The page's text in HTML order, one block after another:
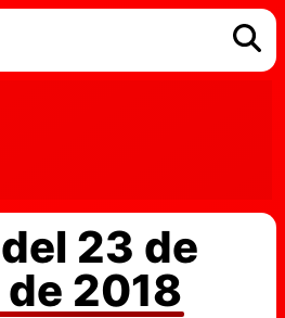
23 de
2018